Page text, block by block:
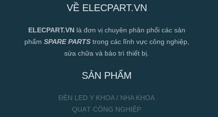
VỀ ELECPART.VN
ELECPART.VN là đơn vị chuyên phân phối các sản
phẩm SPARE PARTStrong các lĩnh vực công nghiệp,
sửa chữa và bảo trì thiết bị.
SẢN PHẨM
ĐÈN LED Y KHOA / NHA KHOA
QUẠT CÔNG NGHIỆP